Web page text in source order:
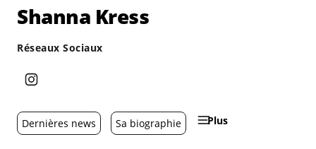
Shanna Kress
Réseaux Sociaux
Dernières news Sa biographie Plus